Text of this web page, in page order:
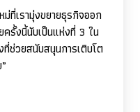
ม่ที่เรามุ่งขยายธุรกิจออก
ครั้งนี้นับเป็นแห่งที่ 3 ใน
ช่วยสนับสนุนการเติบโต